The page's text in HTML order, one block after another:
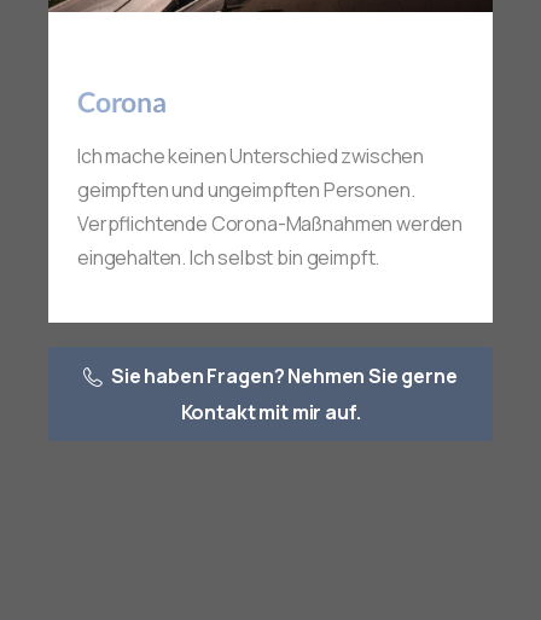
Corona
Ich mache keinen Unterschied zwischen
geimpften und ungeimpften Personen.
Verpflichtende Corona-Maßnahmen werden
eingehalten. Ich selbst bin geimpft.
Sie haben Fragen? Nehmen Sie gerne
Kontakt mit mir auf.